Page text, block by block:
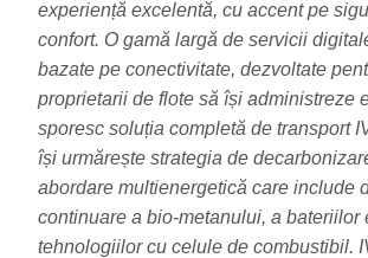
experiență excelentă, cu accent pe
confort. O gamă largă de servicii
bazate pe conectivitate, dezvoltate
proprietarii de flote să își administreze
sporesc soluția completă de transport
își urmărește strategia de
abordare multienergetică care include
continuare a bio-metanului, a bateriilor
tehnologiilor cu celule de combustibil.